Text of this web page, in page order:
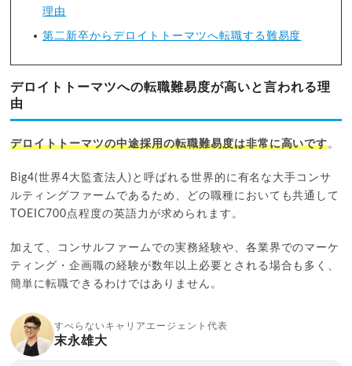
理由
第二新卒からデロイトトーマツへ転職する難易度
デロイトトーマツへの転職難易度が高いと言われる理
由
デロイトトーマツの中途採用の転職難易度は非常に高いです。
Big4(世界4大監査法人)と呼ばれる世界的に有名な大手コンサ
ルティングファームであるため、どの職種においても共通して
TOEIC700点程度の英語力が求められます。
加えて、コンサルファームでの実務経験や、各業界でのマーケ
ティング・企画職の経験が数年以上必要とされる場合も多く、
簡単に転職できるわけではありません。
すべらないキャリアエージェント代表
末永雄大